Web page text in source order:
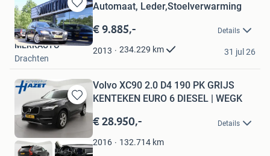
Bewaren
in
Mijn
Favorieten
Automaat, Leder,Stoelverwarming
€ 9.885,- Details
2013 234.229 km
MERKAUTO
Drachten
31 jul 26
Bewaren
in
Mijn
Favorieten
Volvo XC90 2.0 D4 190 PK GRIJS
KENTEKEN EURO 6 DIESEL | WEGK
€ 28.950,- Details
2016 132.714 km